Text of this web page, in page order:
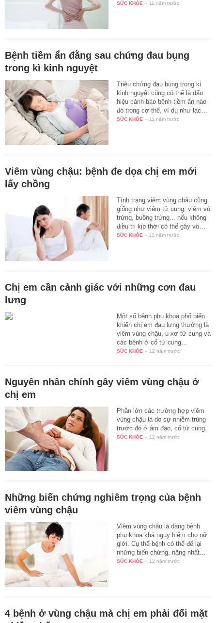
SỨC KHỎE - 11 năm trước
Bệnh tiềm ẩn đằng sau chứng đau bụng
trong kì kinh nguyệt
Triệu chứng đau bụng trong kì
kinh nguyệt cũng có thể là dấu
hiệu cảnh báo bệnh tiềm ẩn nào
đó trong cơ thể, ví dụ như lạc…
SỨC KHỎE - 11 năm trước
Viêm vùng chậu: bệnh đe dọa chị em mới
lấy chồng
Tình trạng viêm vùng chậu cũng
giống như viêm tử cung, viêm vòi
trứng, buồng trứng... nếu không
điều trị kịp thời có thể gây vô…
SỨC KHỎE - 11 năm trước
Chị em cần cảnh giác với những cơn đau
lưng
Một số bệnh phụ khoa phổ biến
khiến chị em đau lưng thường là
viêm vùng chậu, u xơ tử cung và
các bệnh ở cổ tử cung...
SỨC KHỎE - 12 năm trước
Nguyên nhân chính gây viêm vùng chậu ở
chị em
Phần lớn các trường hợp viêm
vùng chậu là do sự nhiễm trùng
trước đó ở âm đạo, cổ tử cung.
SỨC KHỎE - 12 năm trước
Những biến chứng nghiêm trọng của bệnh
viêm vùng chậu
Viêm vùng chậu là dạng bệnh
phụ khoa khá nguy hiểm cho nữ
giới. Cụ thể bệnh có thể để lại
những biến chứng, nặng nhất…
SỨC KHỎE - 12 năm trước
4 bệnh ở vùng chậu mà chị em phải đối mặt